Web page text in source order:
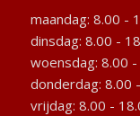
maandag: 8.00 -
dinsdag: 8.00 -
woensdag: 8.00
donderdag: 8.00
vrijdag: 8.00 -